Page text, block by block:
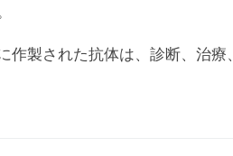
製された抗体は、診断、治療、